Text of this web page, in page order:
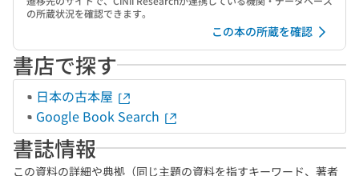
の所蔵状況を確認できます。
この本の所蔵を確認
書店で探す
日本の古本屋
Google Book Search
書誌情報
この資料の詳細や典拠（同じ主題の資料を指すキーワード、著者